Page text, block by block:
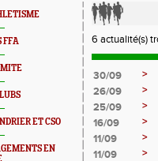
FFA
ET CSO
EN
6 actualité(s)
30/09 >
26/09
>
25/09
>
16/09
>
11/09
>
11/09
>